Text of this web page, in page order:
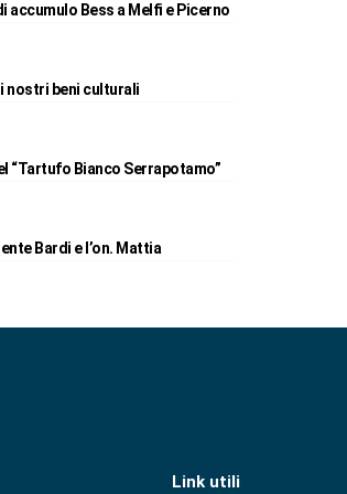
accumulo Bess a Melfi e Picerno
nostri beni culturali
“Tartufo Bianco Serrapotamo”
Bardi e l’on. Mattia
Link utili